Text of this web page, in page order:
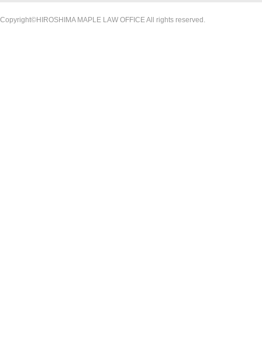
Copyright©HIROSHIMA MAPLE LAW OFFICE All rights reserved.